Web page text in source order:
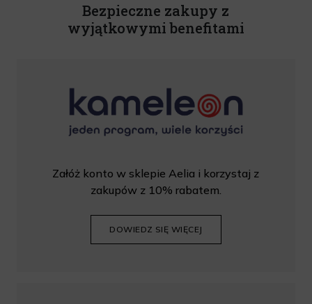
Bezpieczne zakupy z
wyjątkowymi benefitami
Załóż konto w sklepie Aelia i korzystaj z
zakupów z 10% rabatem.
DOWIEDZ SIĘ WIĘCEJ